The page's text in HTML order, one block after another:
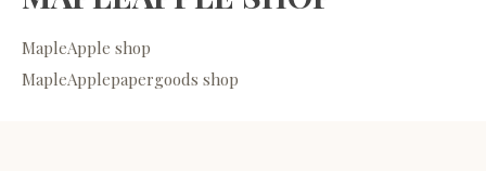
MapleApple shop
MapleApplepapergoods shop